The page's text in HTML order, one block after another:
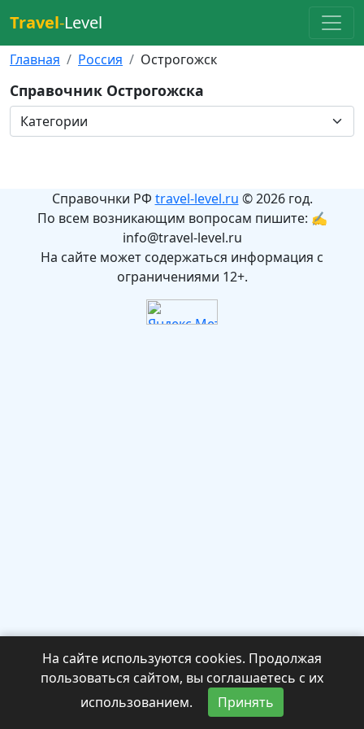
Travel-Level
Главная Россия Острогожск
Справочник Острогожска
Справочнки РФ travel-level.ru © 2026 год.
По всем возникающим вопросам пишите: ✍
info@travel-level.ru
На сайте может содержаться информация с
ограничениями 12+.
На сайте используются cookies. Продолжая
пользоваться сайтом, вы соглашаетесь с их
использованием.
Принять